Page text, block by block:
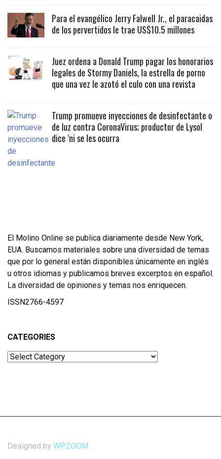
Para el evangélico Jerry Falwell Jr., el paracaidas
de los pervertidos le trae US$10.5 millones
Juez ordena a Donald Trump pagar los honorarios
legales de Stormy Daniels, la estrella de porno
que una vez le azotó el culo con una revista
Trump promueve inyecciones de desinfectante o
de luz contra CoronaVirus; productor de Lysol
dice ‘ni se les ocurra
El Molino Online se publica diariamente desde New York,
EUA. Buscamos materiales sobre una diversidad de temas
que por lo general están disponibles únicamente en inglés
u otros idiomas y publicamos breves excerptos en español.
La diversidad de opiniones y temas nos enriquecen.
ISSN2766-4597
CATEGORIES
Categories
Designed by WPZOOM